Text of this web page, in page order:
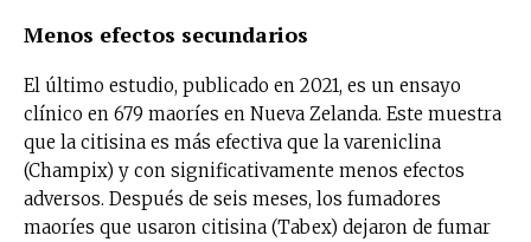
Menos efectos secundarios
El último estudio, publicado en 2021, es un ensayo
clínico en 679 maoríes en Nueva Zelanda. Este muestra
que la citisina es más efectiva que la vareniclina
(Champix) y con significativamente menos efectos
adversos. Después de seis meses, los fumadores
maoríes que usaron citisina (Tabex) dejaron de fumar